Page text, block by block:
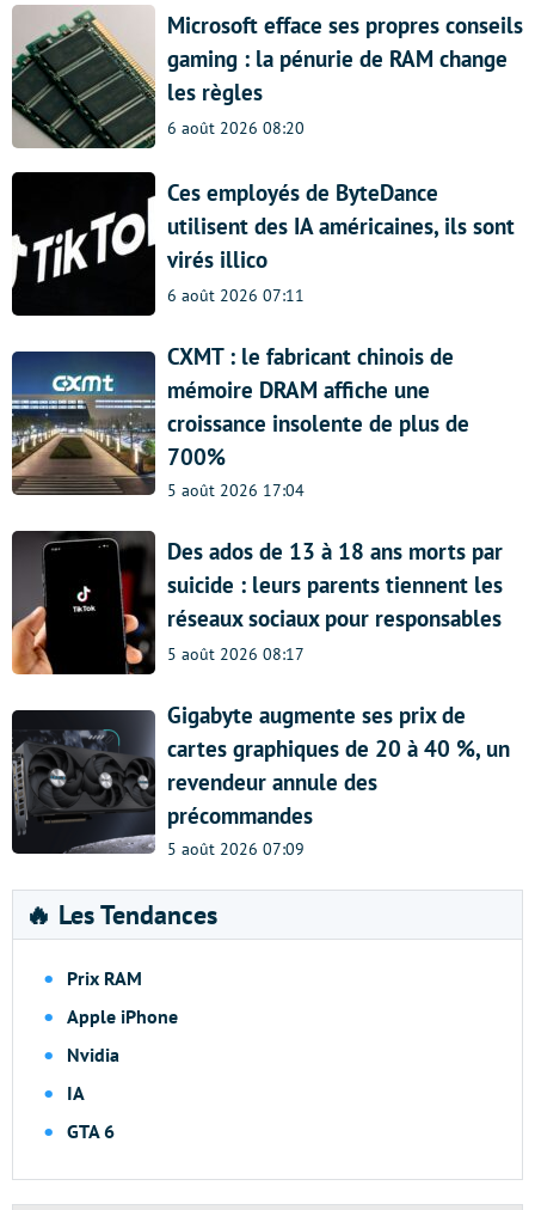
Microsoft efface ses propres conseils
gaming : la pénurie de RAM change
les règles
6 août 2026 08:20
Ces employés de ByteDance
utilisent des IA américaines, ils sont
virés illico
6 août 2026 07:11
CXMT : le fabricant chinois de
mémoire DRAM affiche une
croissance insolente de plus de
700%
5 août 2026 17:04
Des ados de 13 à 18 ans morts par
suicide : leurs parents tiennent les
réseaux sociaux pour responsables
5 août 2026 08:17
Gigabyte augmente ses prix de
cartes graphiques de 20 à 40 %, un
revendeur annule des
précommandes
5 août 2026 07:09
🔥 Les Tendances
Prix RAM
Apple iPhone
Nvidia
IA
GTA 6